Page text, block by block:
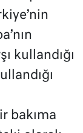
kullandığı
bakıma